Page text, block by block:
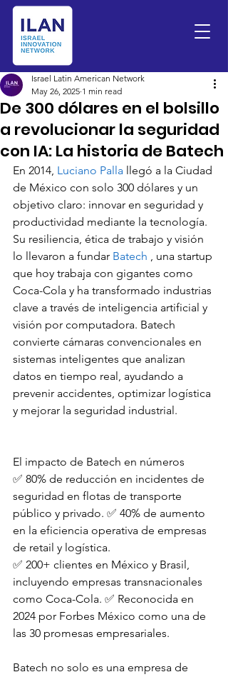
De 300 dólares en el bolsillo
a revolucionar la seguridad
con IA: La historia de Batech
Israel Latin American Network
May 26, 2025 1 min read
En 2014, Luciano Palla llegó a la Ciudad
de México con solo 300 dólares y un
objetivo claro: innovar en seguridad y
productividad mediante la tecnología.
Su resiliencia, ética de trabajo y visión
lo llevaron a fundar Batech , una startup
que hoy trabaja con gigantes como
Coca-Cola y ha transformado industrias
clave a través de inteligencia artificial y
visión por computadora. Batech
convierte cámaras convencionales en
sistemas inteligentes que analizan
datos en tiempo real, ayudando a
prevenir accidentes, optimizar logística
y mejorar la seguridad industrial.
El impacto de Batech en números
✅ 80% de reducción en incidentes de
seguridad en flotas de transporte
público y privado. ✅ 40% de aumento
en la eficiencia operativa de empresas
de retail y logística.
✅ 200+ clientes en México y Brasil,
incluyendo empresas transnacionales
como Coca-Cola. ✅ Reconocida en
2024 por Forbes México como una de
las 30 promesas empresariales.
Batech no solo es una empresa de